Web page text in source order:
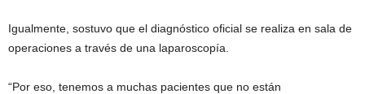
Igualmente, sostuvo que el diagnóstico oficial se realiza en sala de
operaciones a través de una laparoscopía.
“Por eso, tenemos a muchas pacientes que no están